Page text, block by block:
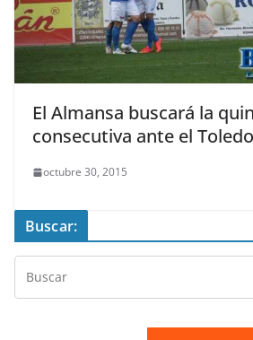
El Almansa buscará la
consecutiva ante el
octubre 30, 2015
Buscar: